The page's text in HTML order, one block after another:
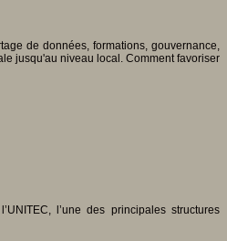
de données, formations, gouvernance,
jusqu'au niveau local. Comment favoriser
l’une des principales structures